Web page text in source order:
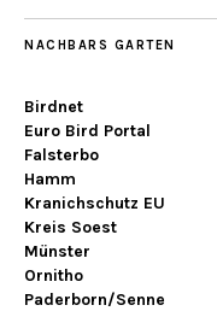
NACHBARS GARTEN
Birdnet
Euro Bird Portal
Falsterbo
Hamm
Kranichschutz EU
Kreis Soest
Münster
Ornitho
Paderborn/Senne